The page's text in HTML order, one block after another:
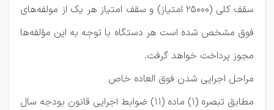
سقف کلی (25000 امتیاز) و سقف امتیاز هر یک از مولفه‌های
فوق مشخص شده است هر دستگاه با توجه به این مؤلفه‌ها
مجوز پرداخت خواهد گرفت.
مراحل اجرایی شدن فوق العاده خاص
مطابق تبصره (1) ماده (11) ضوابط اجرایی قانون بودجه سال